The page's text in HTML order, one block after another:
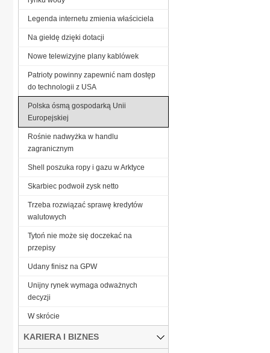
Legenda internetu zmienia właściciela
Na giełdę dzięki dotacji
Nowe telewizyjne plany kablówek
Patrioty powinny zapewnić nam dostęp
do technologii z USA
Polska ósmą gospodarką Unii
Europejskiej
Rośnie nadwyżka w handlu
zagranicznym
Shell poszuka ropy i gazu w Arktyce
Skarbiec podwoił zysk netto
Trzeba rozwiązać sprawę kredytów
walutowych
Tytoń nie może się doczekać na
przepisy
Udany finisz na GPW
Unijny rynek wymaga odważnych
decyzji
W skrócie
KARIERA I BIZNES